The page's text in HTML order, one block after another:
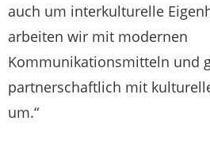
auch um interkulturelle
arbeiten wir mit modernen
Kommunikationsmitteln und
partnerschaftlich mit
um.“